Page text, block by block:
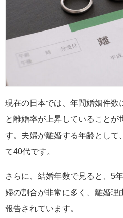
現在の日本では、年間婚姻件数
と離婚率が上昇していることが
す。夫婦が離婚する年齢として
て40代です。
さらに、結婚年数で見ると、5
婦の割合が非常に多く、離婚理
報告されています。